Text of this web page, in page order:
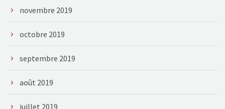
novembre 2019
octobre 2019
septembre 2019
août 2019
juillet 2019